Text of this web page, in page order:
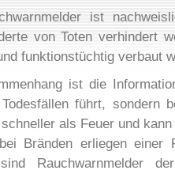
ist
von Toten verhindert
funktionstüchtig verbaut
ist die
führt, sondern
als Feuer und
Bränden erliegen einer
Rauchwarnmelder